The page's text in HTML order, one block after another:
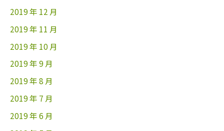
2019 年 12 月
2019 年 11 月
2019 年 10 月
2019 年 9 月
2019 年 8 月
2019 年 7 月
2019 年 6 月